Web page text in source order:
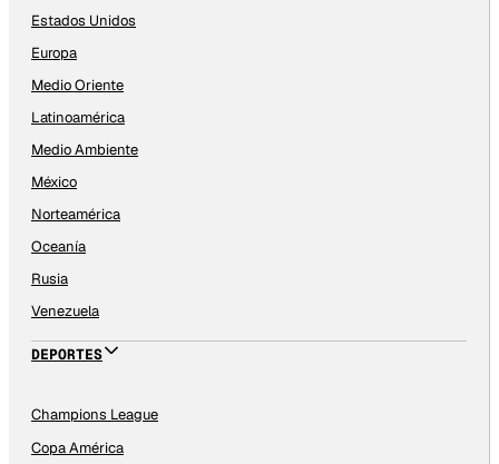
Estados Unidos
Europa
Medio Oriente
Latinoamérica
Medio Ambiente
México
Norteamérica
Oceanía
Rusia
Venezuela
DEPORTES
Champions League
Copa América